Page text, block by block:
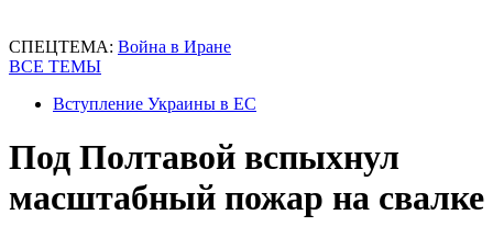
СПЕЦТЕМА: Война в Иране
ВСЕ ТЕМЫ
Вступление Украины в ЕС
Под Полтавой вспыхнул
масштабный пожар на свалке